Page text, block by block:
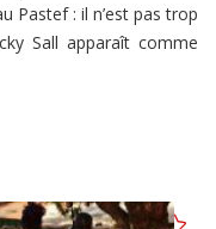
Pastef : il n’est pas trop
Sall apparaît comme